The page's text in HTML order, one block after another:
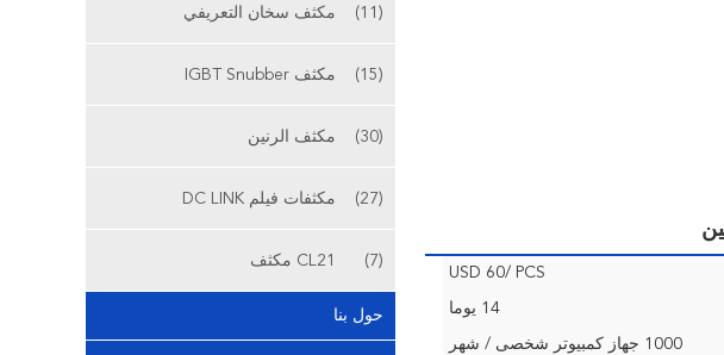
مكثف سخان التعريفي (11)
مكثف IGBT Snubber (15)
مكثف الرنين (30)
مكثفات فيلم DC LINK (27)
CL21 مكثف (7)
حول بنا
USD 60/ PCS
14 يوما
1000 جهاز كمبيوتر شخصى / شهر